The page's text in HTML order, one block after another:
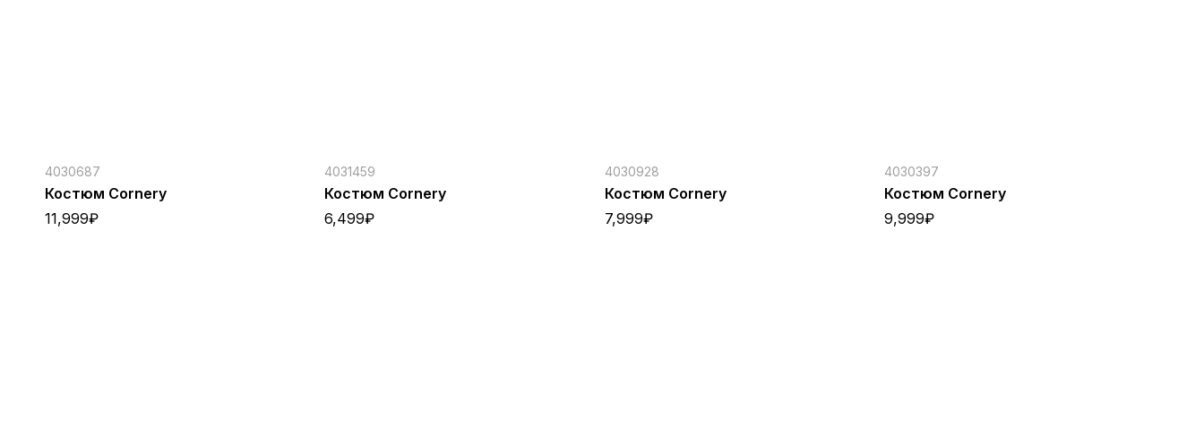
4030687
Костюм Cornery
11,999₽
4031459
Костюм Cornery
6,499₽
4030928
Костюм Cornery
7,999₽
4030397
Костюм Cornery
9,999₽